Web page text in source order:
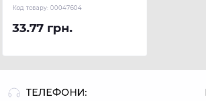
REHAU
Код товару: 00047604
33.77 грн.
ТЕЛЕФОНИ: